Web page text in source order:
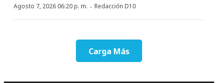
Agosto 7, 2026 06:20 p. m. · Redacción D10
Carga Más